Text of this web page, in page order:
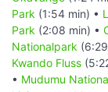
Park (1:54 min) •
Park (2:08 min) •
Nationalpark
Kwando Fluss
• Mudumu